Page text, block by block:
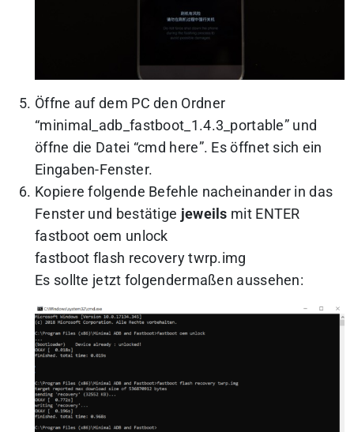
Öffne auf dem PC den Ordner
“minimal_adb_fastboot_1.4.3_portable” und
öffne die Datei “cmd here”. Es öffnet sich ein
Eingaben-Fenster.
Kopiere folgende Befehle nacheinander in das
Fenster und bestätige jeweils mit ENTER
fastboot oem unlock
fastboot flash recovery twrp.img
Es sollte jetzt folgendermaßen aussehen: